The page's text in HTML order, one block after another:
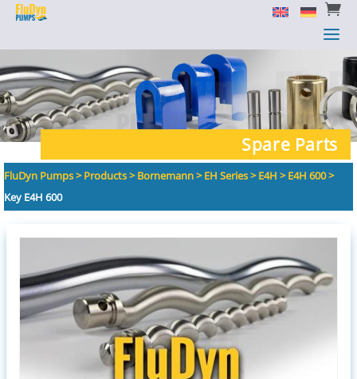

a

a
Spare Parts
FluDyn Pumps>Products>Bornemann>EH Series>E4H >E4H 600>
Key E4H 600